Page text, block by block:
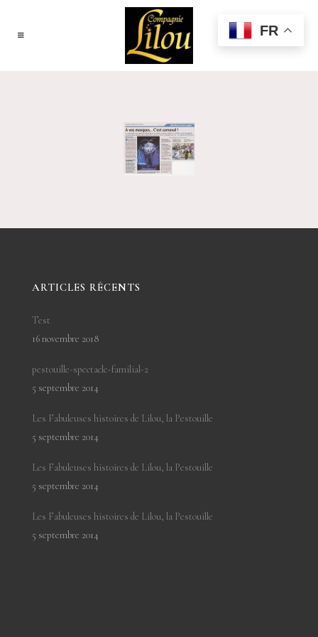
ARTICLES RÉCENTS
Test
16 novembre 2018
pestouille-spectacle-familial-2
5 septembre 2014
Les Fabuleuses histoires de Lilou, la Pestouille
5 septembre 2014
Les Fabuleuses histoires de Lilou, la Pestouille
5 septembre 2014
Les Fabuleuses histoires de Lilou, la Pestouille
5 septembre 2014
FR